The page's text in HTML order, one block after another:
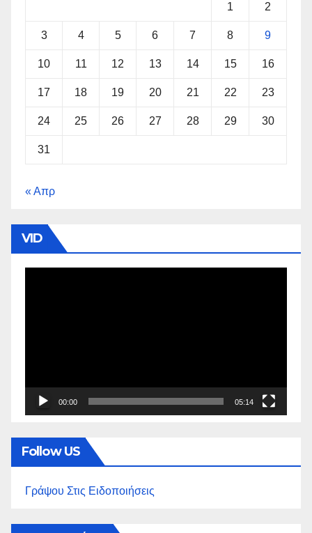
1 2
3 4 5 6 7 8 9
10 11 12 13 14 15 16
17 18 19 20 21 22 23
24 25 26 27 28 29 30
31
« Απρ
VID
00:00 05:14
Follow US
Γράψου Στις Ειδοποιήσεις